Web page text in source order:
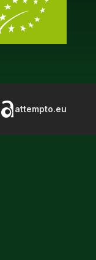
attempto.eu